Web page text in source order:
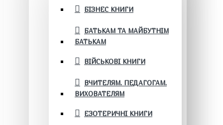
БІЗНЕС КНИГИ
БАТЬКАМ ТА МАЙБУТНІМ
БАТЬКАМ
ВІЙСЬКОВІ КНИГИ
ВЧИТЕЛЯМ. ПЕДАГОГАМ.
ВИХОВАТЕЛЯМ
ЕЗОТЕРИЧНІ КНИГИ